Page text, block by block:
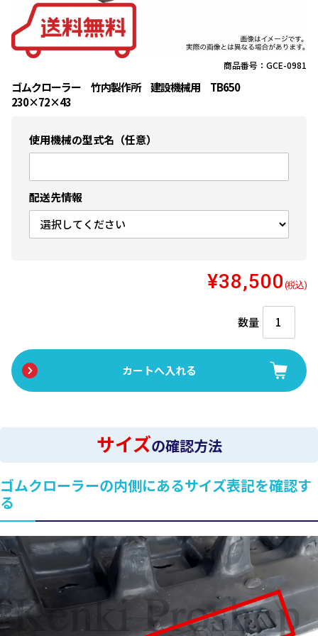
商品番号：GCE-0981
ゴムクローラー 竹内製作所 建設機械用 TB650
230×72×43
使用機械の型式名（任意）
配送先情報
¥38,500 (税込)
数量
サイズの確認方法
ゴムクローラーの内側にあるサイズ表記を確認す
る